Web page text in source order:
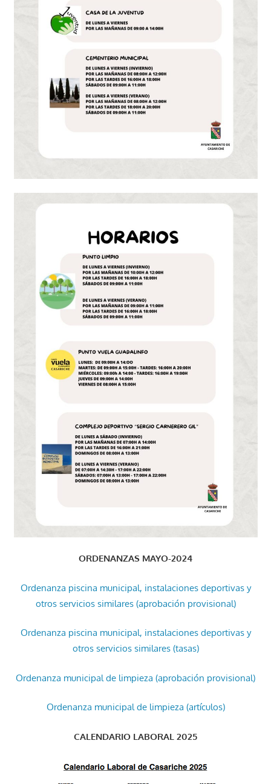
ORDENANZAS MAYO-2024
Ordenanza piscina municipal, instalaciones deportivas y
otros servicios similares (aprobación provisional)
Ordenanza piscina municipal, instalaciones deportivas y
otros servicios similares (tasas)
Ordenanza municipal de limpieza (aprobación provisional)
Ordenanza municipal de limpieza (artículos)
CALENDARIO LABORAL 2025